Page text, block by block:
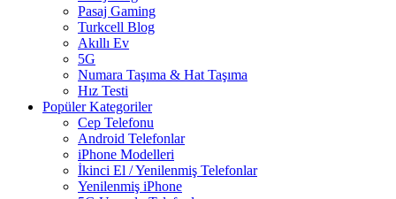
Pasaj Gaming
Turkcell Blog
Akıllı Ev
5G
Numara Taşıma & Hat Taşıma
Hız Testi
Popüler Kategoriler
Cep Telefonu
Android Telefonlar
iPhone Modelleri
İkinci El / Yenilenmiş Telefonlar
Yenilenmiş iPhone